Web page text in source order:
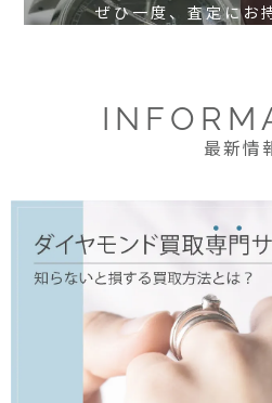
ぜひ一度、査定にお
最新情